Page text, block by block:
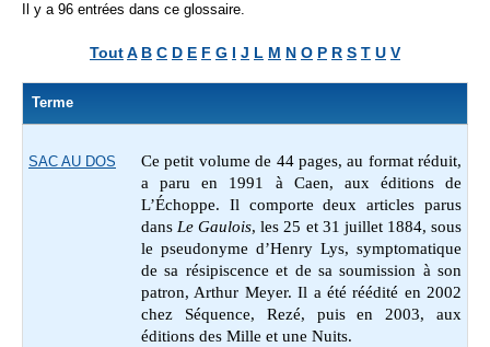
Il y a 96 entrées dans ce glossaire.
ToutA B C D E F G I J L M N O P R S T U V
Terme
SAC AU DOS
Ce petit volume de 44 pages, au format réduit,
a paru en 1991 à Caen, aux éditions de
L’Échoppe. Il comporte deux articles parus
dansLe Gaulois, les 25 et 31 juillet 1884, sous
le pseudonyme d’Henry Lys, symptomatique
de sa résipiscence et de sa soumission à son
patron, Arthur Meyer. Il a été réédité en 2002
chez Séquence, Rezé, puis en 2003, aux
éditions des Mille et une Nuits.